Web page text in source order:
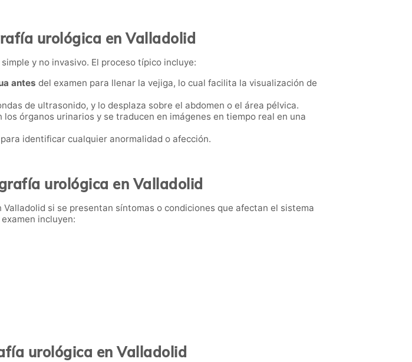
urológica en Valladolid
y no invasivo. El proceso típico incluye:
antes del examen para llenar la vejiga, lo cual facilita la visualización de
de ultrasonido, y lo desplaza sobre el abdomen o el área pélvica.
órganos urinarios y se traducen en imágenes en tiempo real en una
identificar cualquier anormalidad o afección.
urológica en Valladolid
si se presentan síntomas o condiciones que afectan el sistema
incluyen:
urológica en Valladolid